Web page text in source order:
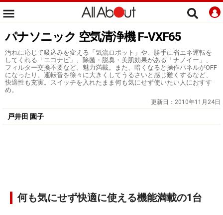
パナソニック 空気清浄機 F-VXF65
汚れに応じて吸込みを変える「気流ロボット」や、勝手に省エネ運転を
してくれる「エコナビ」、除菌・脱臭・美肌効果がある「ナノイー」、
フィルター交換不要など、魅力満載。また、暗くなると操作パネルがOFF
になったり、運転音を徐々に大きくしてうるさいと感じ難くするなど、
快適性も充実。スイッチを入れたまま何も気にせず使いたい人におすす
め。
更新日： 2010年11月24日
戸井田 園子
何も気にせず快適に使える機能満載の1台